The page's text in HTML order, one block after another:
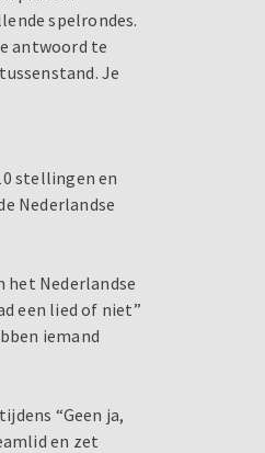
spelrondes.
antwoord te
Je
stellingen en
Nederlandse
het Nederlandse
een lied of niet”
iemand
“Geen ja,
en zet